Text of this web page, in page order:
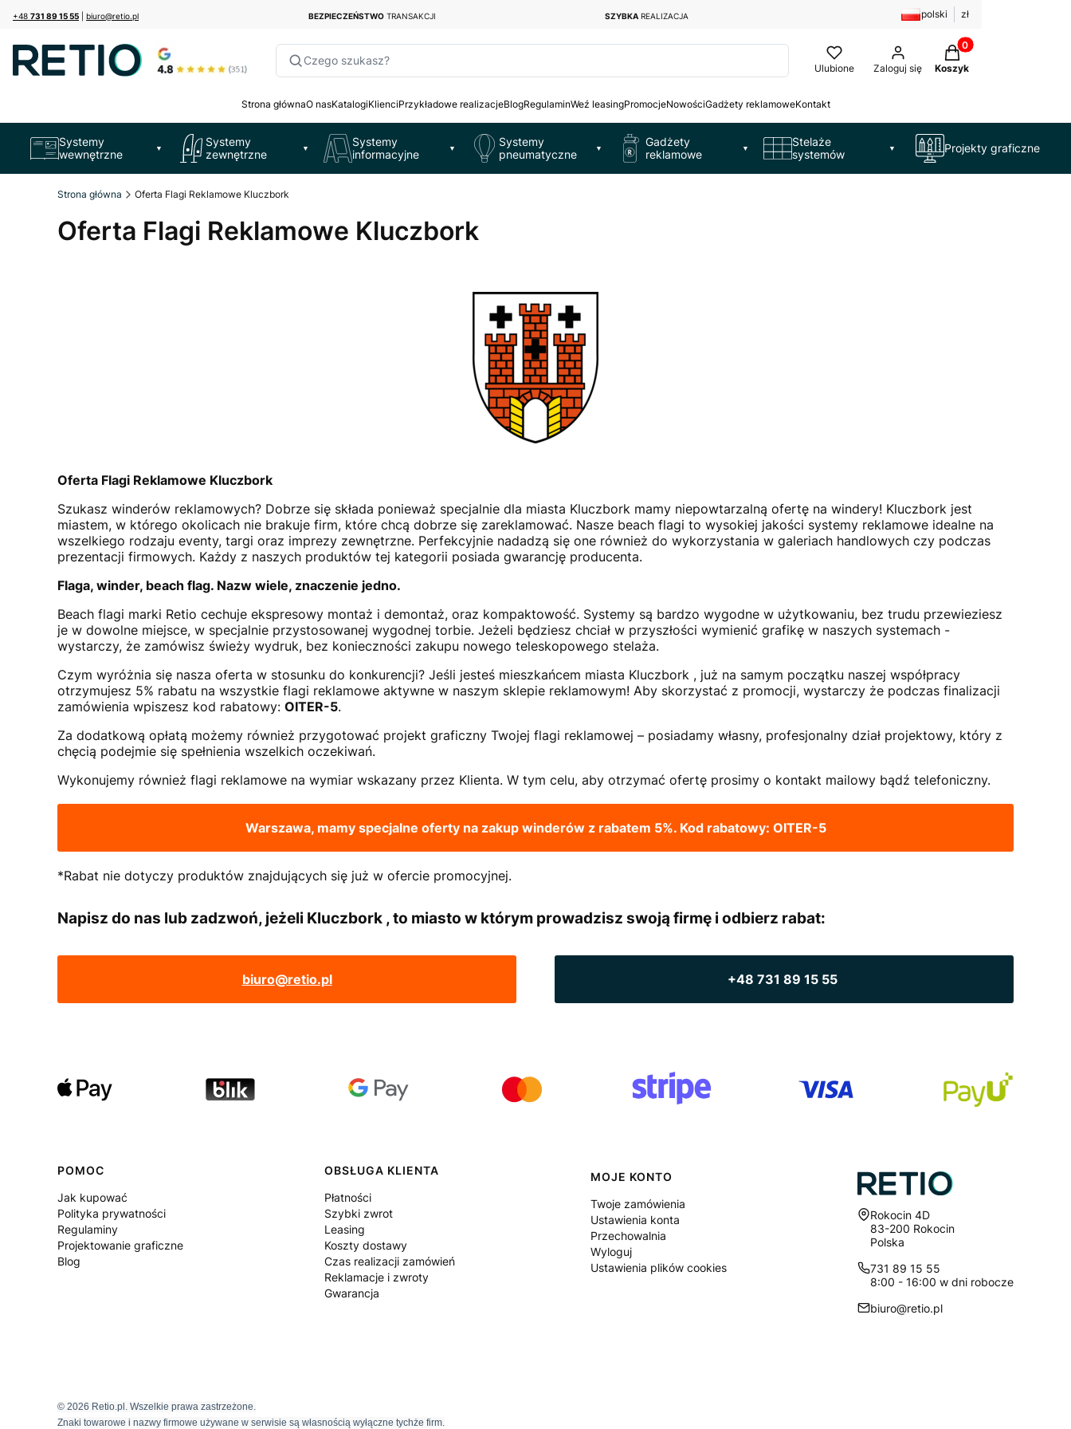
+48 731 89 15 55 biuro@retio.pl BEZPIECZEŃSTWO TRANSAKCJI SZYBKAREALIZACJA polski zł
Czego szukasz?
Ulubione Zaloguj się
Produkty w koszyku:
Koszyk
Strona głównaO nasKatalogiKlienciPrzykładowe realizacjeBlogRegulaminWeź leasingPromocjeNowościGadżety reklamoweKontakt
Systemy
wewnętrzne
▼
Systemy
zewnętrzne
▼
Systemy
informacyjne
▼
Systemy
pneumatyczne
▼
Gadżety
reklamowe
▼
Stelaże
systemów
▼ Projekty graficzne
Strona główna Oferta Flagi Reklamowe Kluczbork
Oferta Flagi Reklamowe Kluczbork
Oferta Flagi Reklamowe Kluczbork
Szukasz winderów reklamowych? Dobrze się składa ponieważ specjalnie dla miasta Kluczbork mamy niepowtarzalną ofertę na windery! Kluczbork jest
miastem, w którego okolicach nie brakuje firm, które chcą dobrze się zareklamować. Nasze beach flagi to wysokiej jakości systemy reklamowe idealne na
wszelkiego rodzaju eventy, targi oraz imprezy zewnętrzne. Perfekcyjnie nadadzą się one również do wykorzystania w galeriach handlowych czy podczas
prezentacji firmowych. Każdy z naszych produktów tej kategorii posiada gwarancję producenta.
Flaga, winder, beach flag. Nazw wiele, znaczenie jedno.
Beach flagi marki Retio cechuje ekspresowy montaż i demontaż, oraz kompaktowość. Systemy są bardzo wygodne w użytkowaniu, bez trudu przewieziesz
je w dowolne miejsce, w specjalnie przystosowanej wygodnej torbie. Jeżeli będziesz chciał w przyszłości wymienić grafikę w naszych systemach -
wystarczy, że zamówisz świeży wydruk, bez konieczności zakupu nowego teleskopowego stelaża.
Czym wyróżnia się nasza oferta w stosunku do konkurencji? Jeśli jesteś mieszkańcem miasta Kluczbork , już na samym początku naszej współpracy
otrzymujesz 5% rabatu na wszystkie flagi reklamowe aktywne w naszym sklepie reklamowym! Aby skorzystać z promocji, wystarczy że podczas finalizacji
zamówienia wpiszesz kod rabatowy: OITER-5.
Za dodatkową opłatą możemy również przygotować projekt graficzny Twojej flagi reklamowej – posiadamy własny, profesjonalny dział projektowy, który z
chęcią podejmie się spełnienia wszelkich oczekiwań.
Wykonujemy również flagi reklamowe na wymiar wskazany przez Klienta. W tym celu, aby otrzymać ofertę prosimy o kontakt mailowy bądź telefoniczny.
Warszawa, mamy specjalne oferty na zakup winderów z rabatem 5%. Kod rabatowy: OITER-5
*Rabat nie dotyczy produktów znajdujących się już w ofercie promocyjnej.
Napisz do nas lub zadzwoń, jeżeli Kluczbork , to miasto w którym prowadzisz swoją firmę i odbierz rabat:
biuro@retio.pl +48 731 89 15 55
POMOC
Jak kupować
Polityka prywatności
Regulaminy
Projektowanie graficzne
Blog
OBSŁUGA KLIENTA
Płatności
Szybki zwrot
Leasing
Koszty dostawy
Czas realizacji zamówień
Reklamacje i zwroty
Gwarancja
MOJE KONTO
Twoje zamówienia
Ustawienia konta
Przechowalnia
Wyloguj
Ustawienia plików cookies
Adres:
Rokocin 4D
83-200 Rokocin
Polska
731 89 15 55
8:00 - 16:00 w dni robocze
biuro@retio.pl
© 2026 Retio.pl. Wszelkie prawa zastrzeżone.
Znaki towarowe i nazwy firmowe używane w serwisie są własnością wyłączne tychże firm.